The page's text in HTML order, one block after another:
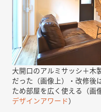
大開口のアルミサッシ＋木
だった（画像上）・改修後
ため部屋を広く使える（画
デザインアワード）